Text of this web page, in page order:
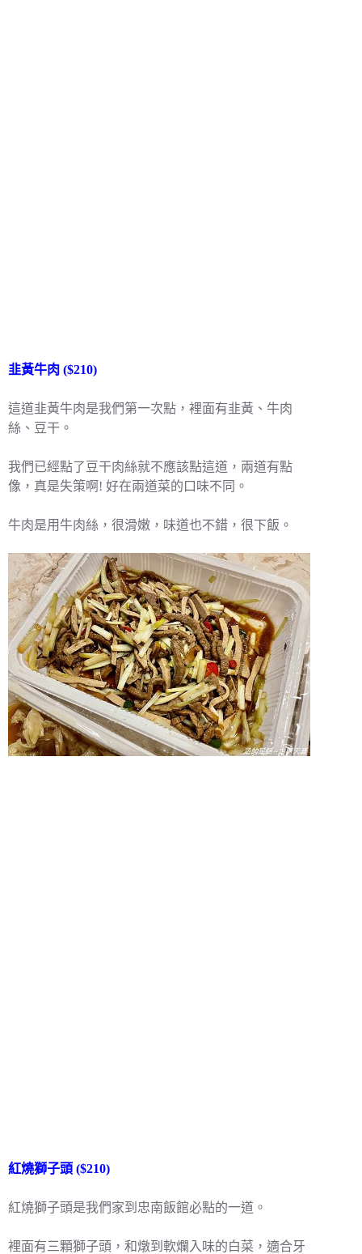
韭黃牛肉 ($210)
這道韭黃牛肉是我們第一次點，裡面有韭黃、牛肉
絲、豆干。
我們已經點了豆干肉絲就不應該點這道，兩道有點
像，真是失策啊! 好在兩道菜的口味不同。
牛肉是用牛肉絲，很滑嫩，味道也不錯，很下飯。
紅燒獅子頭 ($210)
紅燒獅子頭是我們家到忠南飯館必點的一道。
裡面有三顆獅子頭，和燉到軟爛入味的白菜，適合牙